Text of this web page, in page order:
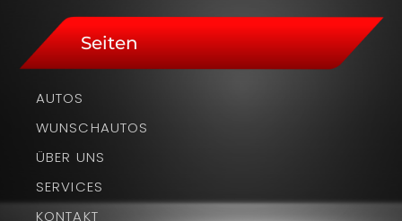
Seiten
AUTOS
WUNSCHAUTOS
ÜBER UNS
SERVICES
KONTAKT